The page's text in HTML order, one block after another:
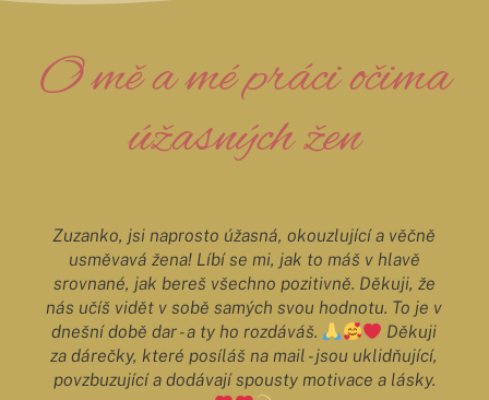
O mě a mé práci očima
úžasných žen
Zuzanko, jsi naprosto úžasná, okouzlující a věčně
usměvavá žena! Líbí se mi, jak to máš v hlavě
srovnané, jak bereš všechno pozitivně. Děkuji, že
nás učíš vidět v sobě samých svou hodnotu. To je v
dnešní době dar - a ty ho rozdáváš.
Děkuji
za dárečky, které posíláš na mail - jsou uklidňující,
povzbuzující a dodávají spousty motivace a lásky.